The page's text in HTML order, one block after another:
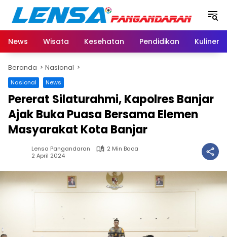
Langsung
konten
News
Wisata Kesehatan Pendidikan Kuliner
Beranda Nasional
Nasional News
Pererat Silaturahmi, Kapolres Banjar
Ajak Buka Puasa Bersama Elemen
Masyarakat Kota Banjar
Lensa Pangandaran
2 Min Baca
2 April 2024